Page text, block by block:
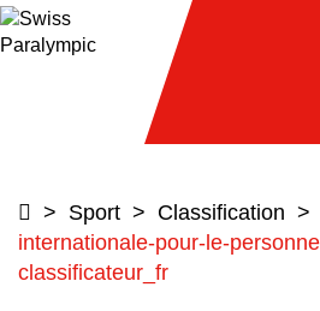
> Sport > Classification >
internationale-pour-le-
classificateur_fr